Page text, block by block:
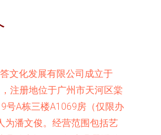
文化发展有限公司成立于
注册地位于广州市天河区棠
号A栋三楼A1069房（仅限办
为潘文俊。经营范围包括艺